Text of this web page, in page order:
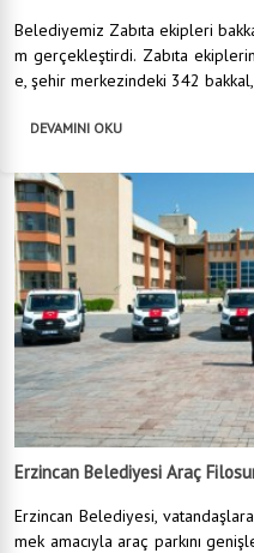
Belediyemiz Zabıta ekipleri
m gerçekleştirdi. Zabıta
e, şehir merkezindeki 342
DEVAMINI OKU
Erzincan Belediyesi Araç
Erzincan Belediyesi,
mek amacıyla araç parkını